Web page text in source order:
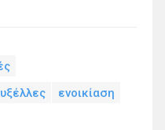
ενοικίαση